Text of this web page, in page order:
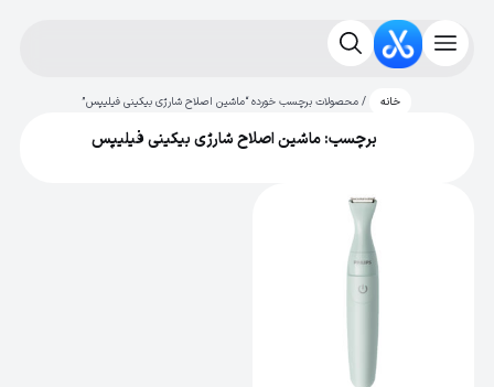
خانه / محصولات برچسب خورده “ماشین اصلاح شارژی بیکینی فیلیپس”
برچسب: ماشین اصلاح شارژی بیکینی فیلیپس